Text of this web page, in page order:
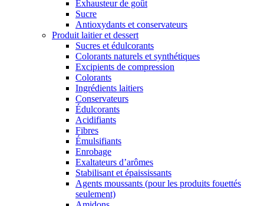
Exhausteur de goût
Sucre
Antioxydants et conservateurs
Produit laitier et dessert
Sucres et édulcorants
Colorants naturels et synthétiques
Excipients de compression
Colorants
Ingrédients laitiers
Conservateurs
Édulcorants
Acidifiants
Fibres
Émulsifiants
Enrobage
Exaltateurs d’arômes
Stabilisant et épaississants
Agents moussants (pour les produits fouettés
seulement)